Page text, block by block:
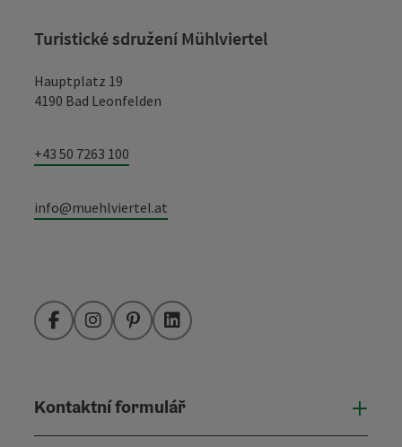
Turistické sdružení Mühlviertel
Hauptplatz 19
4190 Bad Leonfelden
+43 50 7263 100
info@muehlviertel.at
FacebookInstagramPinterestLinkedIn
Kontaktní formulář